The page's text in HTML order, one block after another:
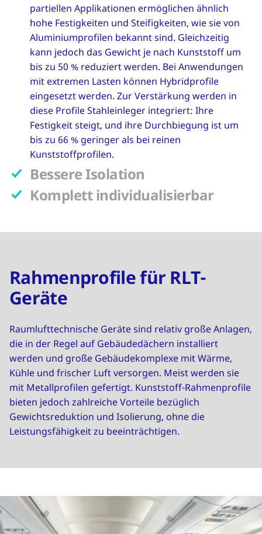
partiellen Applikationen ermöglichen ähnlich
hohe Festigkeiten und Steifigkeiten, wie sie von
Aluminiumprofilen bekannt sind. Gleichzeitig
kann jedoch das Gewicht je nach Kunststoff um
bis zu 50 % reduziert werden. Bei Anwendungen
mit extremen Lasten können Hybridprofile
eingesetzt werden. Zur Verstärkung werden in
diese Profile Stahleinleger integriert: Ihre
Festigkeit steigt, und ihre Durchbiegung ist um
bis zu 66 % geringer als bei reinen
Kunststoffprofilen.
Bessere Isolation
Komplett individualisierbar
Rahmenprofile für RLT-
Geräte
Raumlufttechnische Geräte sind relativ große Anlagen,
die in der Regel auf Gebäudedächern installiert
werden und große Gebäudekomplexe mit Wärme,
Kühle und frischer Luft versorgen. Meist werden sie
mit Metallprofilen gefertigt. Kunststoff-Rahmenprofile
bieten jedoch zahlreiche Vorteile bezüglich
Gewichtsreduktion und Isolierung, ohne die
Leistungsfähigkeit zu beeinträchtigen.